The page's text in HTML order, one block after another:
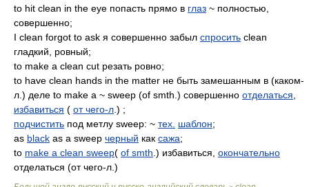
to hit clean in the eye попасть прямо в глаз ~ полностью,
совершенно;
I clean forgot to ask я совершенно забыл спросить clean
гладкий, ровный;
to make a clean cut резать ровно;
to have clean hands in the matter не быть замешанным в (каком-
л.) деле to make a ~ sweep (of smth.) совершенно отделаться
избавиться ( от чего-л .) ;
подчистить под метлу sweep: ~ тех. шаблон;
as black as a sweep черный как сажа;
to make a clean sweep( of smth .) избавиться, окончательно
отделаться (от чего-л.)